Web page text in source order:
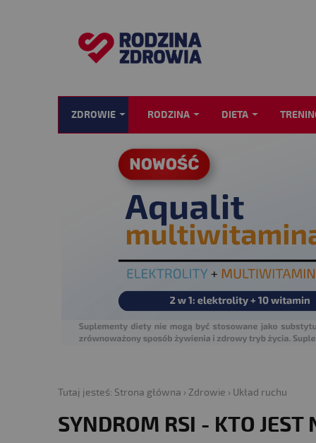
ZDROWIE RODZINA DIETA
Tutaj jesteś: Strona główna › Zdrowie › Układ ruchu
SYNDROM RSI - KTO